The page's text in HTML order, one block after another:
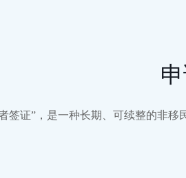
签证”，是一种长期、可续整的非